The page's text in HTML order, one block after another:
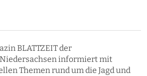
BLATTZEIT der
informiert mit
Themen rund um die Jagd und